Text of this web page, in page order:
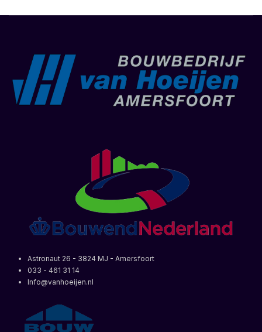
Astronaut 26 - 3824 MJ - Amersfoort
033 - 461 31 14
Info@vanhoeijen.nl